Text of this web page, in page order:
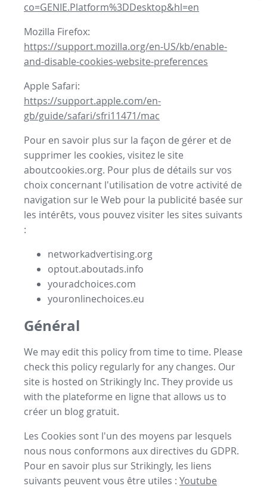
co=GENIE.Platform%3DDesktop&hl=en
Mozilla Firefox:
https://support.mozilla.org/en-US/kb/enable-
and-disable-cookies-website-preferences
Apple Safari:
https://support.apple.com/en-
gb/guide/safari/sfri11471/mac
Pour en savoir plus sur la façon de gérer et de
supprimer les cookies, visitez le site
aboutcookies.org. Pour plus de détails sur vos
choix concernant l'utilisation de votre activité de
navigation sur le Web pour la publicité basée sur
les intérêts, vous pouvez visiter les sites suivants
:
networkadvertising.org
optout.aboutads.info
youradchoices.com
youronlinechoices.eu
Général
We may edit this policy from time to time. Please
check this policy regularly for any changes. Our
site is hosted on Strikingly Inc. They provide us
with the plateforme en ligne that allows us to
créer un blog gratuit.
Les Cookies sont l'un des moyens par lesquels
nous nous conformons aux directives du GDPR.
Pour en savoir plus sur Strikingly, les liens
suivants peuvent vous être utiles : Youtube